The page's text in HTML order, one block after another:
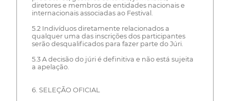
diretores e membros de entidades nacionais e
internacionais associadas ao Festival.
5.2 Indivíduos diretamente relacionados a
qualquer uma das inscrições dos participantes
serão desqualificados para fazer parte do Júri.
5.3 A decisão do júri é definitiva e não está sujeita
a apelação.
6. SELEÇÃO OFICIAL